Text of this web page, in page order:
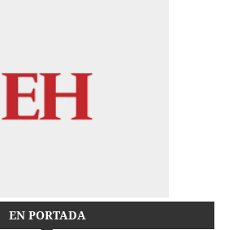
EN PORTADA